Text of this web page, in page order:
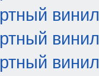
винил
винил
винил